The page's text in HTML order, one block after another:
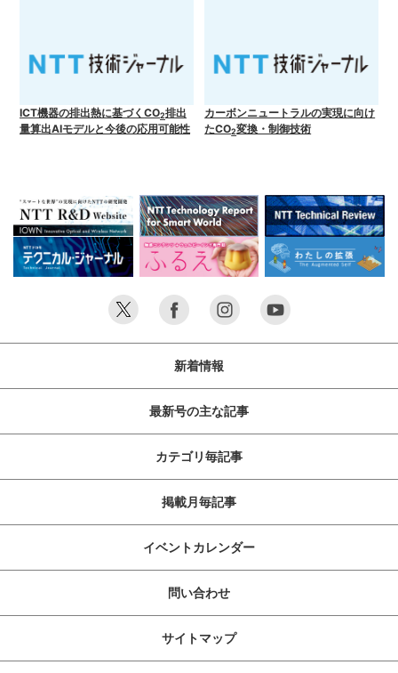
ICT機器の排出熱に基づくCO2排出
量算出AIモデルと今後の応用可能性
カーボンニュートラルの実現に向け
たCO2変換・制御技術
新着情報
最新号の主な記事
カテゴリ毎記事
掲載月毎記事
イベントカレンダー
問い合わせ
サイトマップ